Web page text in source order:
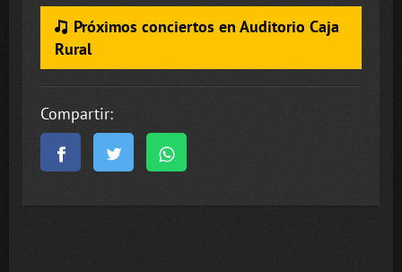
Próximos conciertos en Auditorio Caja
Rural
Compartir: